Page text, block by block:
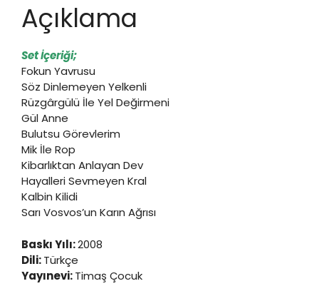
Açıklama
Set İçeriği;
Fokun Yavrusu
Söz Dinlemeyen Yelkenli
Rüzgârgülü İle Yel Değirmeni
Gül Anne
Bulutsu Görevlerim
Mik İle Rop
Kibarlıktan Anlayan Dev
Hayalleri Sevmeyen Kral
Kalbin Kilidi
Sarı Vosvos’un Karın Ağrısı
Baskı Yılı:2008
Dili:Türkçe
Yayınevi:Timaş Çocuk